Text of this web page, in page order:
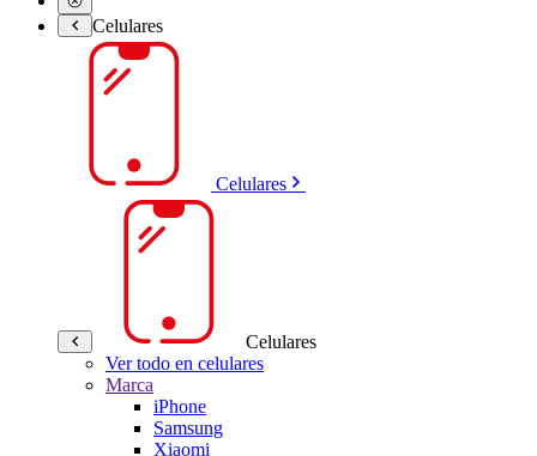
Celulares
Celulares
Celulares
Ver todo en celulares
Marca
iPhone
Samsung
Xiaomi